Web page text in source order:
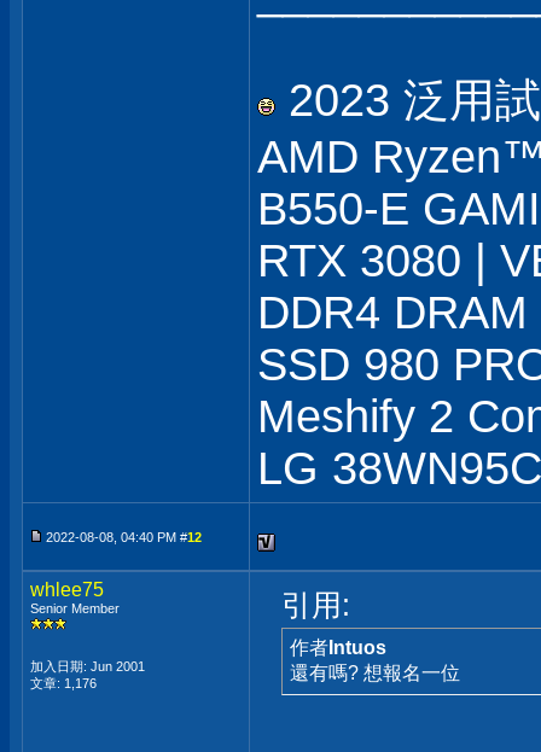
2023 泛用
AMD
B550-E
RTX 3080 |
DDR4
SSD 980
Meshify 2
LG
2022-08-08, 04:40 PM #12
whlee75
Senior Member
加入日期: Jun 2001
文章: 1,176
引用:
作者 Intuos
還有嗎? 想報名一位